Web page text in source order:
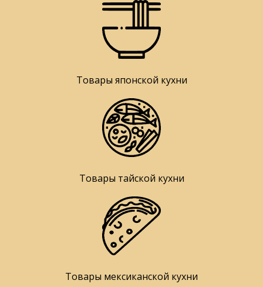
Товары японской кухни
Товары тайской кухни
Товары мексиканской кухни